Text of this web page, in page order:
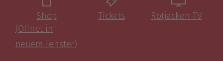
Shop
(Öffnet in
neuem Fenster)
Tickets Rotjacken-TV